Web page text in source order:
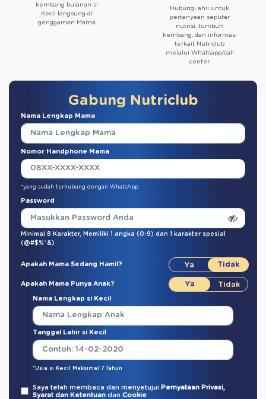
kembang bulanan si
Kecil langsung di
genggaman Mama
Hubungi ahli untuk
pertanyaan seputar
nutrisi, tumbuh
kembang, dan informasi
terkait Nutriclub
melalui Whatsapp/call
center
Gabung Nutriclub
Nama Lengkap Mama
Nomor Handphone Mama
*yang sudah terhubung dengan WhatsApp
Password
Minimal 8 Karakter, Memiliki 1 angka (0-9) dan 1 karakter spesial
(@#$%^&)
Apakah Mama Sedang Hamil?
Apakah Mama Punya Anak?
Nama Lengkap si Kecil
Tanggal Lahir si Kecil
*Usia si Kecil Maksimal 7 Tahun
Saya telah membaca dan menyetujui Pernyataan Privasi,
Syarat dan Ketentuan dan Cookie